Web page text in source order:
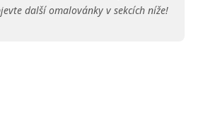
další omalovánky v sekcích níže!